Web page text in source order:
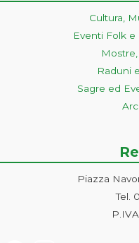
Cultura,
Eventi Folk
Raduni
Sagre ed
Piazza
Tel.